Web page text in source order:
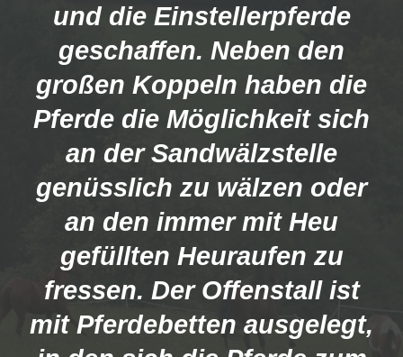
und die Einstellerpferde
geschaffen. Neben den
großen Koppeln haben die
Pferde die Möglichkeit sich
an der Sandwälzstelle
genüsslich zu wälzen oder
an den immer mit Heu
gefüllten Heuraufen zu
fressen. Der Offenstall ist
mit Pferdebetten ausgelegt,